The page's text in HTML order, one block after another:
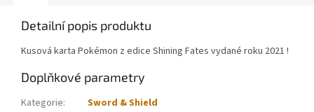
Detailní popis produktu
Kusová karta Pokémon z edice Shining Fates vydané roku 2021 !
Doplňkové parametry
Kategorie:
Sword & Shield